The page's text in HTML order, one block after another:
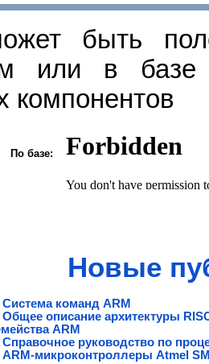
быть
или в базе
компонентов
По базе:
Новые
Система команд ARM
Общее описание архитектуры
ARM
Справочное руководство по
ARM-микроконтроллеры Atmel